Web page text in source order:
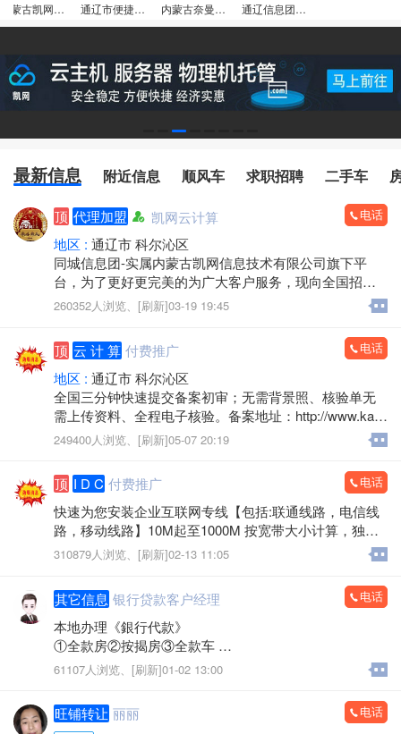
内蒙古凯网信
息技术有限公
通辽市便捷个
体搬家服务
内蒙古奈曼旗
昂乃型砂厂
通辽信息团门
店
最新信息 附近信息 顺风车 求职招聘 二手车
顶 代理加盟 凯网云计算 电话
地区 : 通辽市 科尔沁区
同城信息团-实属内蒙古凯网信息技术有限公司旗下平
台，为了更好更完美的为广大客户服务，现向全国招聘
省,市,县,镇级管理站长，年龄不限有网络爱好和事业心强
者优先，每个级别只招一名，额满为止。
详情登录:https://www.tlxxt.cn/
260352人浏览、 [刷新]03-19 19:45
顶 云 计 算 付费推广 电话
地区 : 通辽市 科尔沁区
全国三分钟快速提交备案初审；无需背景照、核验单无
需上传资料、全程电子核验。备案地址：http://www.kaiw
angidc.com/
249400人浏览、 [刷新]05-07 20:19
顶 I D C 付费推广 电话
快速为您安装企业互联网专线【包括:联通线路，电信线
路，移动线路】10M起至1000M 按宽带大小计算，独立I
P，速度快 物美价廉。如有需求速联系我们【内蒙古凯
网信息技术有限公司】！
310879人浏览、 [刷新]02-13 11:05
其它信息 银行贷款客户经理 电话
本地办理《銀行代款》
①全款房②按揭房③全款车
④按揭车⑤保险单⑥信用ka
⑦公积金⑧营业执照⑨银联收款码⑩退休工资 打卡工资本
科学历秒批秒放
符合任一均可办理
61107人浏览、 [刷新]01-02 13:00
旺铺转让 丽丽
电话